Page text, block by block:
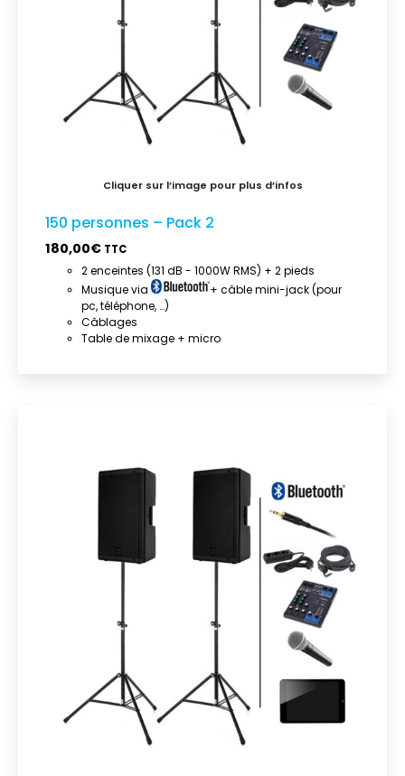
150 personnes – Pack 2
180,00€ TTC
2 enceintes (131 dB - 1000W RMS) + 2 pieds
Musique via
+ câble mini-jack (pour
pc, téléphone, …)
Câblages
Table de mixage + micro